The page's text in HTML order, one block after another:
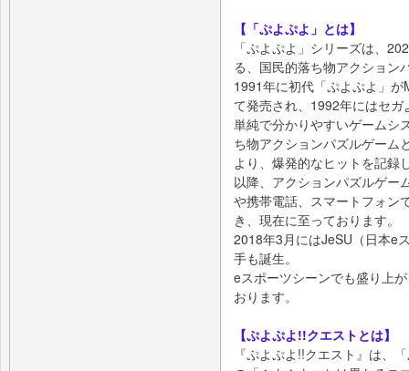
【「ぷよぷよ」とは】
「ぷよぷよ」シリーズは、
る、国民的落ち物アクション
1991年に初代「ぷよぷよ」
て発売され、1992年にはセ
単純で分かりやすいゲームシ
ち物アクションパズルゲーム
より、爆発的なヒットを記録
以降、アクションパズルゲー
や携帯電話、スマートフォン
き、現在に至っております。
2018年3月にはJeSU（日本e
手も誕生。
eスポーツシーンでも盛り上
おります。
【ぷよぷよ!!クエストとは】
『ぷよぷよ!!クエスト』は、